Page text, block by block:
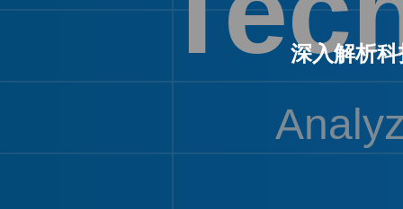
深入解析